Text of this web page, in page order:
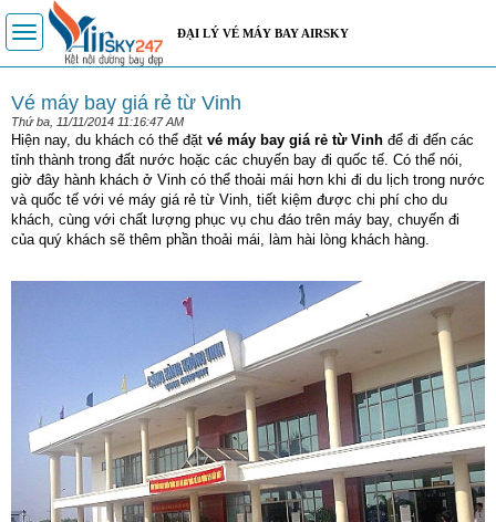
Toggle
navigation
ĐẠI LÝ VÉ MÁY BAY AIRSKY
Vé máy bay giá rẻ từ Vinh
Thứ ba, 11/11/2014 11:16:47 AM
Hiện nay, du khách có thể đặt vé máy bay giá rẻ từ Vinh để đi đến các
tỉnh thành trong đất nước hoặc các chuyến bay đi quốc tế. Có thể nói,
giờ đây hành khách ở Vinh có thể thoải mái hơn khi đi du lịch trong nước
và quốc tế với vé máy giá rẻ từ Vinh, tiết kiệm được chi phí cho du
khách, cùng với chất lượng phục vụ chu đáo trên máy bay, chuyến đi
của quý khách sẽ thêm phần thoải mái, làm hài lòng khách hàng.